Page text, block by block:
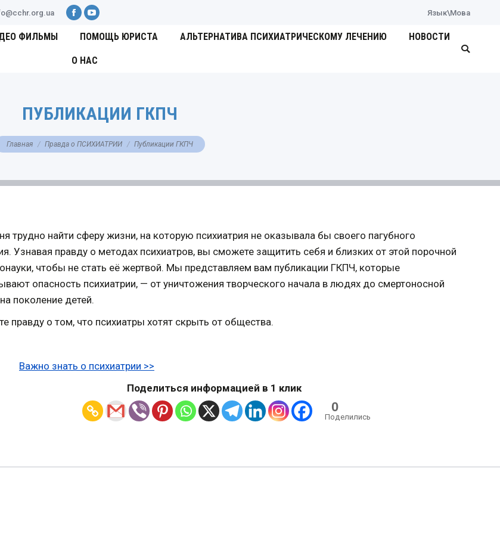
Facebook
YouTube
Язык\Мова
ФИЛЬМЫ ПОМОЩЬ ЮРИСТА АЛЬТЕРНАТИВА ПСИХИАТРИЧЕСКОМУ ЛЕЧЕНИЮ НОВОСТИ
О НАС
Поиск:
ПУБЛИКАЦИИ ГКПЧ
здесь:
Главная Правда о ПСИХИАТРИИ Публикации ГКПЧ
трудно найти сферу жизни, на которую психиатрия не оказывала бы своего пагубного
Узнавая правду о методах психиатров, вы сможете защитить себя и близких от этой порочной
чтобы не стать её жертвой. Мы представляем вам публикации ГКПЧ, которые
опасность психиатрии, — от уничтожения творческого начала в людях до смертоносной
поколение детей.
правду о том, что психиатры хотят скрыть от общества.
Важно знать о психиатрии >>
Поделиться информацией в 1 клик
0
Поделились